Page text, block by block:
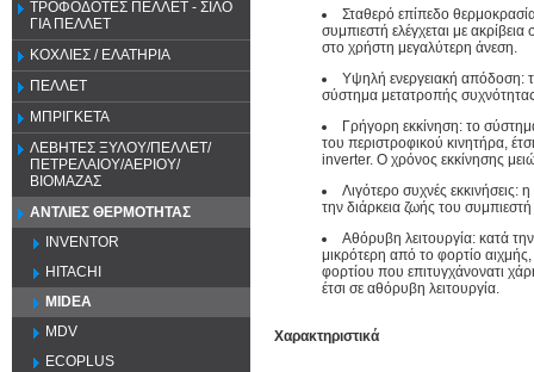
ΤΡΟΦΟΔΟΤΕΣ ΠΕΛΛΕΤ - ΣΙΛΟ
ΓΙΑ ΠΕΛΛΕΤ
ΚΟΧΛΙΕΣ / ΕΛΑΤΗΡΙΑ
ΠΕΛΛΕΤ
ΜΠΡΙΓΚΕΤΑ
ΛΕΒΗΤΕΣ ΞΥΛΟΥ/ΠΕΛΛΕΤ/
ΠΕΤΡΕΛΑΙΟΥ/ΑΕΡΙΟΥ/
ΒΙΟΜΑΖΑΣ
ΑΝΤΛΙΕΣ ΘΕΡΜΟΤΗΤΑΣ
INVENTOR
HITACHI
MIDEA
MDV
ECOPLUS
Σταθερό επίπεδο
συμπιεστή ελέγχεται με
στο χρήστη μεγαλύτερη άνεση.
Υψηλή ενεργειακή απόδοση:
σύστημα μετατροπής
Γρήγορη εκκίνηση: το
του περιστροφικού κινητήρα,
inverter. Ο χρόνος εκκίνησης
Λιγότερο συχνές εκκινήσεις:
την διάρκεια ζωής του
Αθόρυβη λειτουργία: κατά την
μικρότερη από το φορτίο
φορτίου που επιτυγχάνονατι
έτσι σε αθόρυβη λειτουργία.
Χαρακτηριστικά